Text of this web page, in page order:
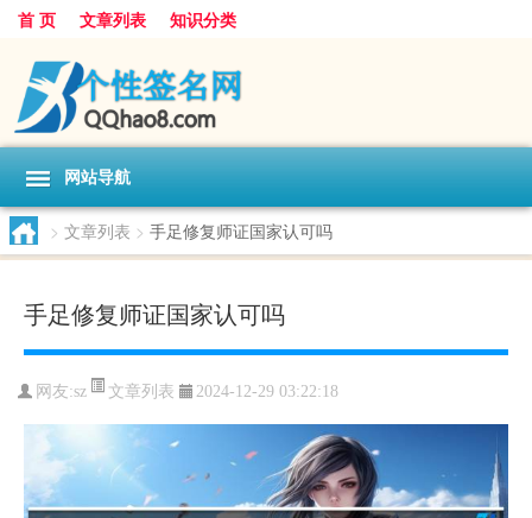
首 页 文章列表 知识分类
网站导航
> 文章列表 > 手足修复师证国家认可吗
手足修复师证国家认可吗
网友:sz 文章列表 2024-12-29 03:22:18